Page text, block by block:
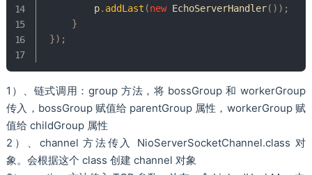
         p
. addLast (new EchoServerHandler( ) ) ;
}
}) ;
1）、链式调用：group 方法，将 bossGroup 和 workerGroup
传入，bossGroup 赋值给 parentGroup 属性，workerGroup 赋
值给 childGroup 属性
2）、channel 方法传入 NioServerSocketChannel.class 对
象。会根据这个 class 创建 channel 对象